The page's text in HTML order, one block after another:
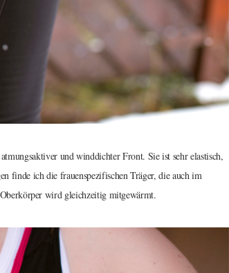
und winddichter Front. Sie ist sehr elastisch,
finde ich die frauenspezifischen Träger, die auch im
wird gleichzeitig mitgewärmt.